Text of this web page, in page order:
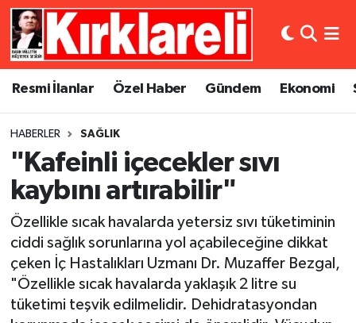
Resmi İlanlar Özel Haber Gündem Ekonomi
HABERLER SAĞLIK
"Kafeinli içecekler sıvı
kaybını artırabilir"
Özellikle sıcak havalarda yetersiz sıvı tüketiminin
ciddi sağlık sorunlarına yol açabileceğine dikkat
çeken İç Hastalıkları Uzmanı Dr. Muzaffer Bezgal,
"Özellikle sıcak havalarda yaklaşık 2 litre su
tüketimi teşvik edilmelidir. Dehidratasyondan
Resmi İlanlar
Gündem
Ekonomi
Siyaset
Spor
Asayiş
Dünya
Eğitim
Kültür Sanat
Magazin
Medya
Künye
Gizlilik Sözleşmesi
Merkez Nöbetçi Eczaneler
Merkez Trafik Yoğunluk Haritası
Süper Lig Puan Durumu ve Fikstür
Tüm Manşetler
Son Dakika Haberleri
Haber Arşivi